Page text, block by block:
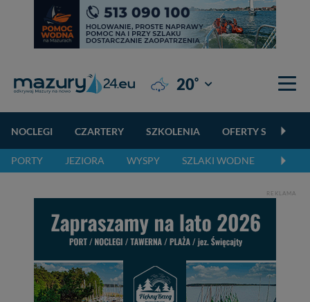
20° Giżycko
NOCLEGI CZARTERY SZKOLENIA OFERTY
PORTY JEZIORA WYSPY SZLAKI WODNE
REKLAMA